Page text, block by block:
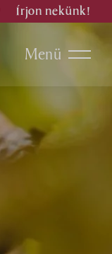
Írjon nekünk!
Menü